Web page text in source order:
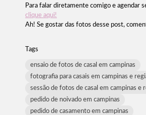
Para falar diretamente comigo e agendar
clique aqui!
Ah! Se gostar das fotos desse post,
Tags
ensaio de fotos de casal em campinas
fotografia para casais em campinas e
sessão de fotos de casal em campinas e
pedido de noivado em campinas
pedido de casamento em campinas